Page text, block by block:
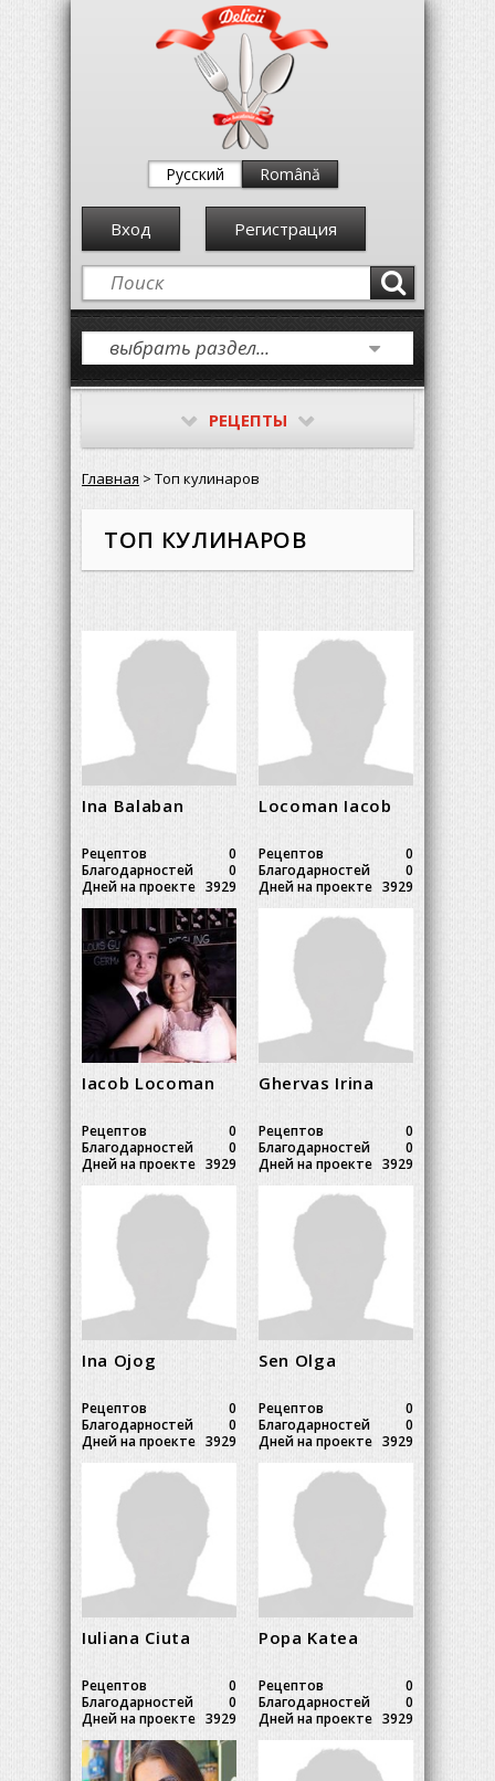
Русский Română
Вход Регистрация
РЕЦЕПТЫ
Главная > Топ кулинаров
ТОП КУЛИНАРОВ
Ina Balaban
Рецептов
0
Благодарностей
0
Дней на проекте 3929
Locoman Iacob
Рецептов
0
Благодарностей
0
Дней на проекте 3929
Iacob Locoman
Рецептов
0
Благодарностей
0
Дней на проекте 3929
Ghervas Irina
Рецептов
0
Благодарностей
0
Дней на проекте 3929
Ina Ojog
Рецептов
0
Благодарностей
0
Дней на проекте 3929
Sen Olga
Рецептов
0
Благодарностей
0
Дней на проекте 3929
Iuliana Ciuta
Рецептов
0
Благодарностей
0
Дней на проекте 3929
Popa Katea
Рецептов
0
Благодарностей
0
Дней на проекте 3929